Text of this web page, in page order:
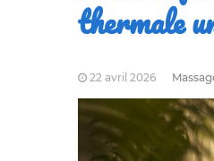
thermale
22 avril 2026